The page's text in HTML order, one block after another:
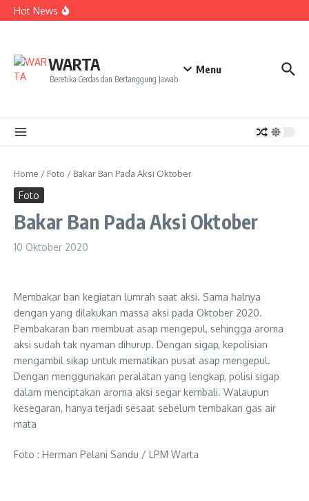
Lewati ke konten
Hot News
ke NCC 4 Bali
Sukseskan Kerja Bakti di Anjungan Melancar
WARTA
Beretika Cerdas dan Bertanggung Jawab
Menu
Home / Foto / Bakar Ban Pada Aksi Oktober
Foto
Bakar Ban Pada Aksi Oktober
10 Oktober 2020
Membakar ban kegiatan lumrah saat aksi. Sama halnya
dengan yang dilakukan massa aksi pada Oktober 2020.
Pembakaran ban membuat asap mengepul, sehingga aroma
aksi sudah tak nyaman dihurup. Dengan sigap, kepolisian
mengambil sikap untuk mematikan pusat asap mengepul.
Dengan menggunakan peralatan yang lengkap, polisi sigap
dalam menciptakan aroma aksi segar kembali. Walaupun
kesegaran, hanya terjadi sesaat sebelum tembakan gas air
mata
Foto : Herman Pelani Sandu / LPM Warta